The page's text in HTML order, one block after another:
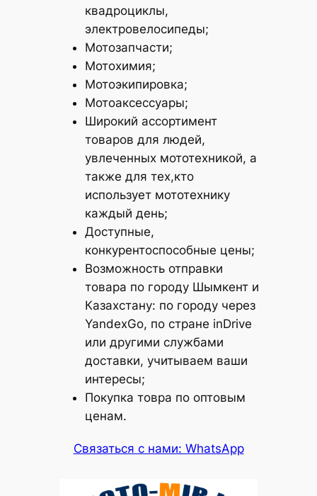
квадроциклы,
электровелосипеды;
Мотозапчасти;
Мотохимия;
Мотоэкипировка;
Мотоаксессуары;
Широкий ассортимент
товаров для людей,
увлеченных мототехникой, а
также для тех,кто
использует мототехнику
каждый день;
Доступные,
конкурентоспособные цены;
Возможность отправки
товара по городу Шымкент и
Казахстану: по городу через
YandexGo, по стране inDrive
или другими службами
доставки, учитываем ваши
интересы;
Покупка товра по оптовым
ценам.
Связаться с нами: WhatsApp